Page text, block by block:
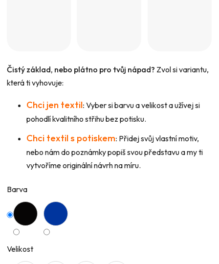
Čistý základ, nebo plátno pro tvůj nápad? Zvol si variantu,
která ti vyhovuje:
Chci jen textil: Vyber si barvu a velikost a užívej si
pohodlí kvalitního střihu bez potisku.
Chci textil s potiskem: Přidej svůj vlastní motiv,
nebo nám do poznámky popiš svou představu a my ti
vytvoříme originální návrh na míru.
Barva
Velikost